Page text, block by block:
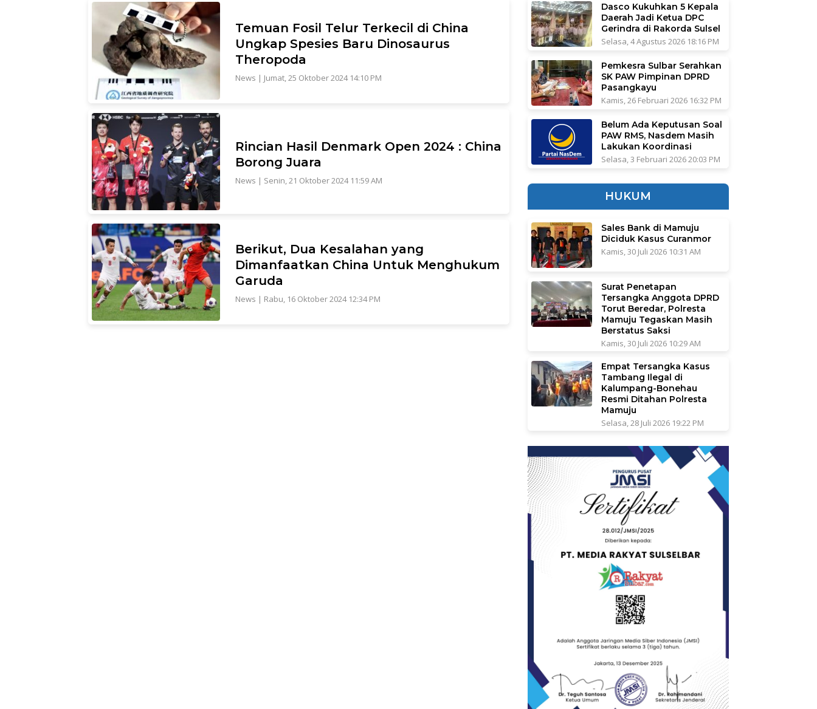
Temuan Fosil Telur Terkecil di China
Ungkap Spesies Baru Dinosaurus
Theropoda
News | Jumat, 25 Oktober 2024 14:10 PM
Rincian Hasil Denmark Open 2024 : China
Borong Juara
News | Senin, 21 Oktober 2024 11:59 AM
Berikut, Dua Kesalahan yang
Dimanfaatkan China Untuk Menghukum
Garuda
News | Rabu, 16 Oktober 2024 12:34 PM
Dasco Kukuhkan 5 Kepala
Daerah Jadi Ketua DPC
Gerindra di Rakorda Sulsel
Selasa, 4 Agustus 2026 18:16 PM
Pemkesra Sulbar Serahkan
SK PAW Pimpinan DPRD
Pasangkayu
Kamis, 26 Februari 2026 16:32 PM
Belum Ada Keputusan Soal
PAW RMS, Nasdem Masih
Lakukan Koordinasi
Selasa, 3 Februari 2026 20:03 PM
HUKUM
Sales Bank di Mamuju
Diciduk Kasus Curanmor
Kamis, 30 Juli 2026 10:31 AM
Surat Penetapan
Tersangka Anggota DPRD
Torut Beredar, Polresta
Mamuju Tegaskan Masih
Berstatus Saksi
Kamis, 30 Juli 2026 10:29 AM
Empat Tersangka Kasus
Tambang Ilegal di
Kalumpang-Bonehau
Resmi Ditahan Polresta
Mamuju
Selasa, 28 Juli 2026 19:22 PM